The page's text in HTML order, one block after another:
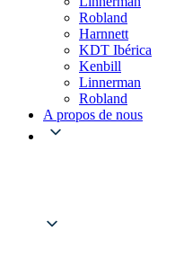
Robland
Harnnett
KDT Ibérica
Kenbill
Linnerman
Robland
A propos de nous